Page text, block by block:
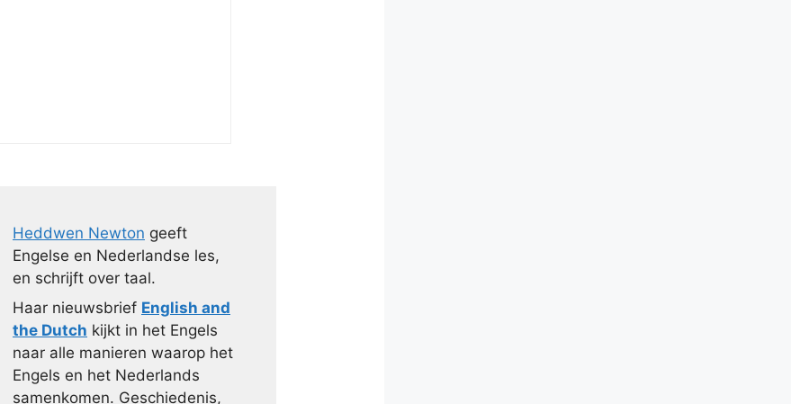
Heddwen Newton geeft
Engelse en Nederlandse les,
en schrijft over taal.
Haar nieuwsbrief English and
the Dutch kijkt in het Engels
naar alle manieren waarop het
Engels en het Nederlands
samenkomen. Geschiedenis,